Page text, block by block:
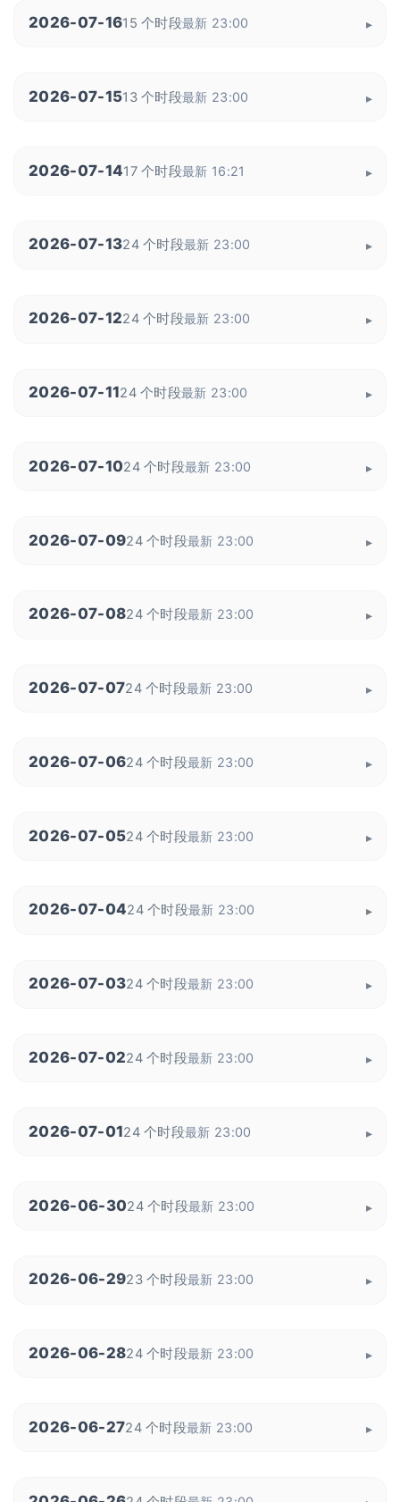
2026-07-1615 个时段最新 23:00
2026-07-1513 个时段最新 23:00
2026-07-1417 个时段最新 16:21
2026-07-1324 个时段最新 23:00
2026-07-1224 个时段最新 23:00
2026-07-1124 个时段最新 23:00
2026-07-1024 个时段最新 23:00
2026-07-0924 个时段最新 23:00
2026-07-0824 个时段最新 23:00
2026-07-0724 个时段最新 23:00
2026-07-0624 个时段最新 23:00
2026-07-0524 个时段最新 23:00
2026-07-0424 个时段最新 23:00
2026-07-0324 个时段最新 23:00
2026-07-0224 个时段最新 23:00
2026-07-0124 个时段最新 23:00
2026-06-3024 个时段最新 23:00
2026-06-2923 个时段最新 23:00
2026-06-2824 个时段最新 23:00
2026-06-2724 个时段最新 23:00